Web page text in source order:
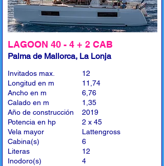
LAGOON 40 - 4 + 2 CAB
Palma de Mallorca, La Lonja
Invitados max.
Longitud en m
Ancho en m
Calado en m
Año de construcción
Potencia en hp
Vela mayor
Cabina(s)
Literas
Inodoro(s)
12
11,74
6,76
1,35
2019
2 x 45
Lattengross
6
12
4